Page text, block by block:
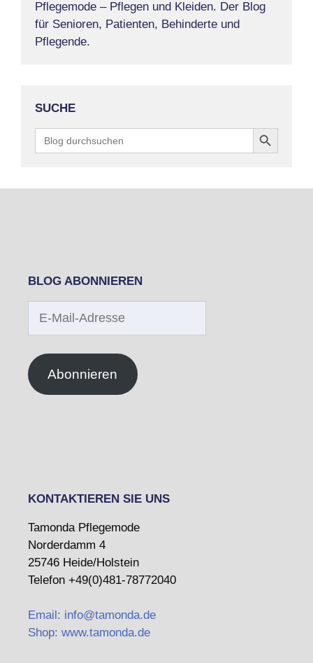
Pflegemode – Pflegen und Kleiden. Der Blog
für Senioren, Patienten, Behinderte und
Pflegende.
SUCHE
for:
Search Button
BLOG ABONNIEREN
Abonnieren
KONTAKTIEREN SIE UNS
Tamonda Pflegemode
Norderdamm 4
25746 Heide/Holstein
Telefon +49(0)481-78772040
Email: info@tamonda.de
Shop: www.tamonda.de